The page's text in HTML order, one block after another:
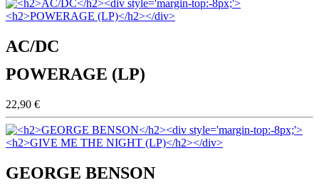
AC/DC
POWERAGE (LP)
22,90 €
GEORGE BENSON